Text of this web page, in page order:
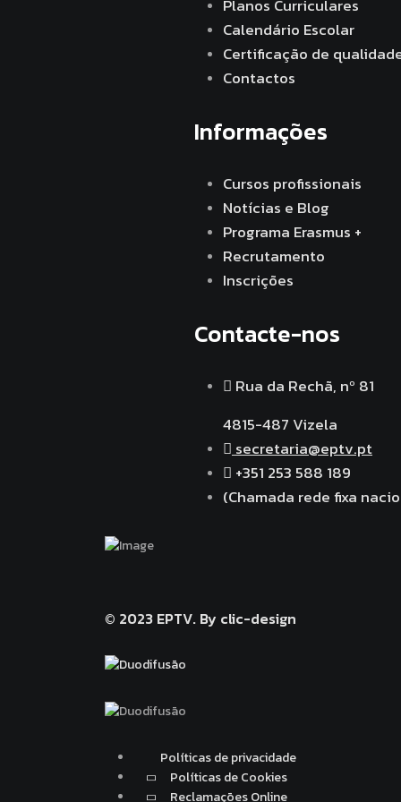
Planos Curriculares
Calendário Escolar
Certificação de
Contactos
Informações
Cursos profissionais
Notícias e Blog
Programa Erasmus +
Recrutamento
Inscrições
Contacte-nos
Rua da Rechã, nº 81
4815-487 Vizela
secretaria@eptv.pt
+351 253 588 189
(Chamada rede fixa
© 2023 EPTV. By clic-design
Políticas de privacidade
Políticas de Cookies
Reclamações Online